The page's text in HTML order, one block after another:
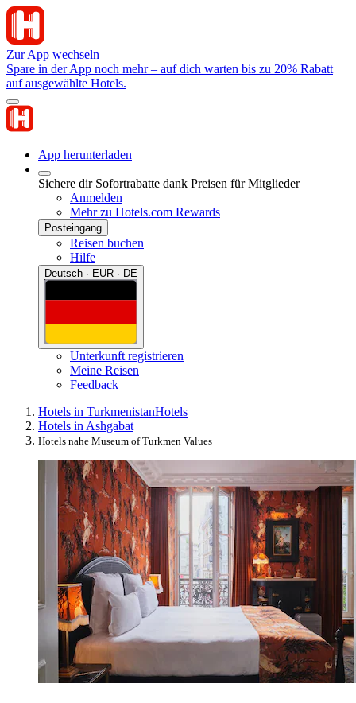
Zur App wechseln
Spare in der App noch mehr – auf dich warten bis zu 20% Rabatt
auf ausgewählte Hotels.
App herunterladen
Sichere dir Sofortrabatte dank Preisen für Mitglieder
Anmelden
Mehr zu Hotels.com Rewards
Posteingang
Reisen buchen
Hilfe
Deutsch · EUR · DE
Unterkunft registrieren
Meine Reisen
Feedback
Hotels in TurkmenistanHotels
Hotels in Ashgabat
Hotels nahe Museum of Turkmen Values